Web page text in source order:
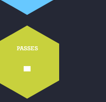
PASSES
-